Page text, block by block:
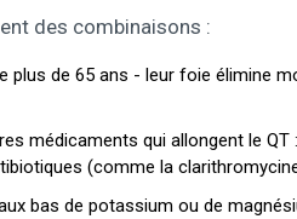
des combinaisons :
plus de 65 ans - leur foie élimine
médicaments qui allongent le
(comme la
bas de potassium ou de